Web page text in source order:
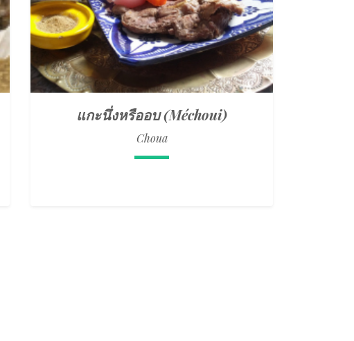
แกะนึ่งหรืออบ (Méchoui)
Choua